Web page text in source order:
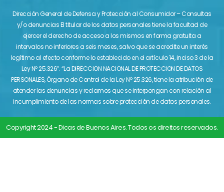
Dirección General de Defensa y Protección al Consumidor – Consultas
y/o denuncias El titular de los datos personales tiene la facultad de
ejercer el derecho de acceso a los mismos en forma gratuita a
intervalos no inferiores a seis meses, salvo que se acredite un interés
legítimo al efecto conforme lo establecido en el artículo 14, inciso 3 de la
Ley Nº 25.326″. “La DIRECCION NACIONAL DE PROTECCION DE DATOS
PERSONALES, Órgano de Control de la Ley Nº 25.326, tiene la atribución de
atender las denuncias y reclamos que se interpongan con relación al
incumplimiento de las normas sobre protección de datos personales.
Copyright 2024 - Dicas de Buenos Aires. Todos os direitos reservados.